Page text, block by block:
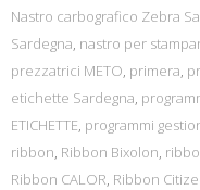
Nastro carbografico Zebra
Sardegna, nastro per
prezzatrici METO, primera,
etichette Sardegna,
ETICHETTE, programmi
ribbon, Ribbon Bixolon,
Ribbon CALOR, Ribbon